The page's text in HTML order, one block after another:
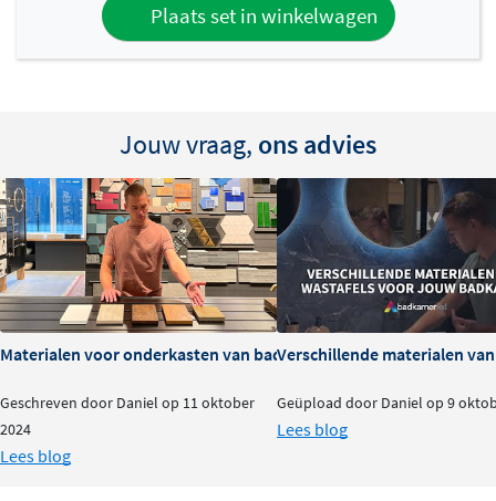
Plaats set in winkelwagen
Jouw vraag, ons advies
Materialen voor onderkasten van badkamermeubels: voor- en
Geschreven door Daniel op 11 oktober
2024
Lees blog
Verschillende materialen
Geüpload door Daniel op 9
Lees blog